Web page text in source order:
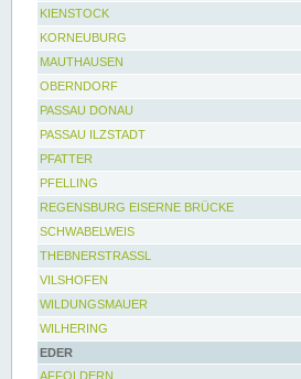
KIENSTOCK
KORNEUBURG
MAUTHAUSEN
OBERNDORF
PASSAU DONAU
PASSAU ILZSTADT
PFATTER
PFELLING
REGENSBURG EISERNE BRÜCKE
SCHWABELWEIS
THEBNERSTRASSL
VILSHOFEN
WILDUNGSMAUER
WILHERING
EDER
AFFOLDERN